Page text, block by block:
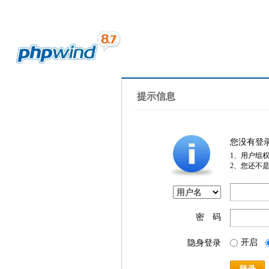
提示信息
您没有登
1、用户组
2、您还不
密 码
隐身登录 开启